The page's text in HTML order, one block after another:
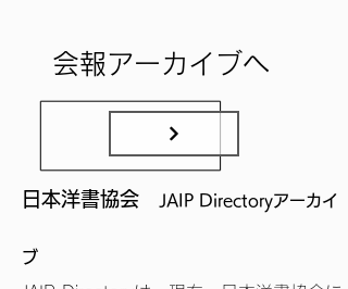
​会報アーカイブへ
日本洋書協会 JAIP Directoryアーカイ
ブ